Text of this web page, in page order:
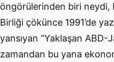
öngörülerinden biri neydi,
Birliği çökünce 1991’de
yansıyan “Yaklaşan ABD-
zamandan bu yana